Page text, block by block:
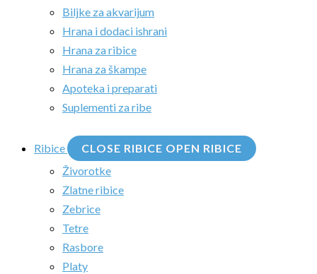
Biljke za akvarijum
Hrana i dodaci ishrani
Hrana za ribice
Hrana za škampe
Apoteka i preparati
Suplementi za ribe
Ribice CLOSE RIBICE OPEN RIBICE
Živorotke
Zlatne ribice
Zebrice
Tetre
Rasbore
Platy